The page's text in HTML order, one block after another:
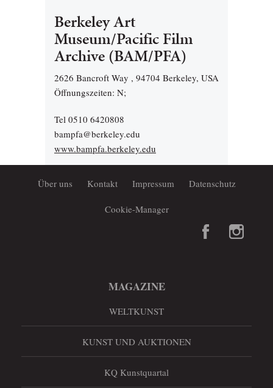
Berkeley Art
Museum/Pacific Film
Archive (BAM/PFA)
2626 Bancroft Way , 94704 Berkeley, USA
Öffnungszeiten: N;
Tel 0510 6420808
bampfa@berkeley.edu
www.bampfa.berkeley.edu
Über uns Kontakt Impressum Datenschutz
Cookie-Manager
MAGAZINE
WELTKUNST
KUNST UND AUKTIONEN
KQ Kunstquartal